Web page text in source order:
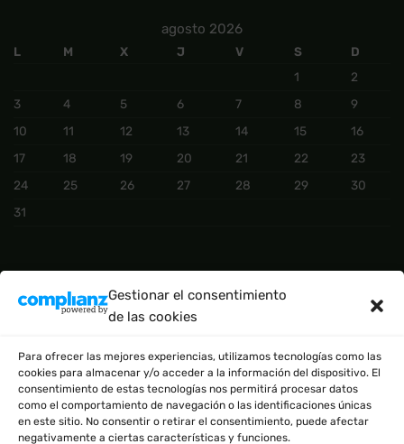
Gestionar el consentimiento
de las cookies
Para ofrecer las mejores experiencias, utilizamos tecnologías como las
cookies para almacenar y/o acceder a la información del dispositivo. El
consentimiento de estas tecnologías nos permitirá procesar datos
como el comportamiento de navegación o las identificaciones únicas
en este sitio. No consentir o retirar el consentimiento, puede afectar
negativamente a ciertas características y funciones.
agosto 2026
L M X J V S
D
1
2
3
4 5 6 7 8
9
10
11 12 13 14 15
16
17
18 19 20 21 22
23
24
25 26 27 28 29
30
31
CATEGORÍAS DEL PRODUCTO